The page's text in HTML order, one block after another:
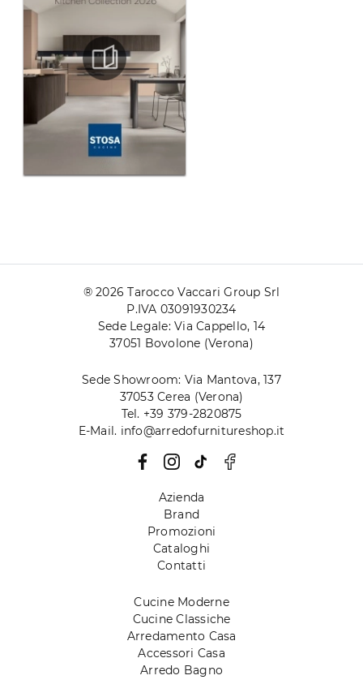
® 2026 Tarocco Vaccari Group Srl
P.IVA 03091930234
Sede Legale: Via Cappello, 14
37051 Bovolone (Verona)
Sede Showroom: Via Mantova, 137
37053 Cerea (Verona)
Tel. +39 379-2820875
E-Mail. info@arredofurnitureshop.it
Azienda
Brand
Promozioni
Cataloghi
Contatti
Cucine Moderne
Cucine Classiche
Arredamento Casa
Accessori Casa
Arredo Bagno